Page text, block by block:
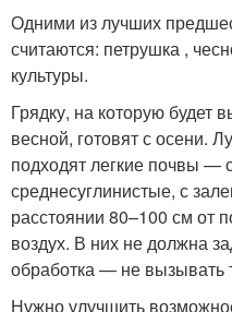
Одними из лучших
считаются: петрушка ,
культуры.
Грядку, на которую будет
весной, готовят с осени.
подходят легкие почвы —
среднесуглинистые, с
расстоянии 80–100 см от
воздух. В них не должна
обработка — не вызывать
Нужно улучшить